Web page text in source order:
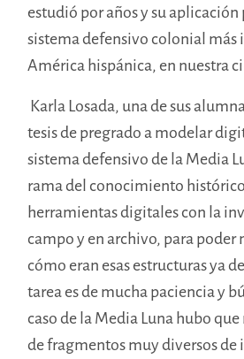
estudió por años y su aplicación
sistema defensivo colonial
América hispánica, en nuestra
Karla Losada, una de sus
tesis de pregrado a modelar
sistema defensivo de la Media
rama del conocimiento
herramientas digitales con la
campo y en archivo, para poder
cómo eran esas estructuras ya
tarea es de mucha paciencia y
caso de la Media Luna hubo
de fragmentos muy diversos